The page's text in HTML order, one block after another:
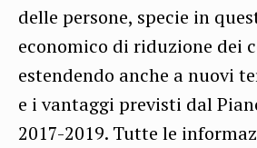
delle persone, specie in
economico di riduzione dei
estendendo anche a nuovi
e i vantaggi previsti dal
2017-2019. Tutte le